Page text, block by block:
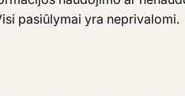
pasiūlymai yra neprivalomi.